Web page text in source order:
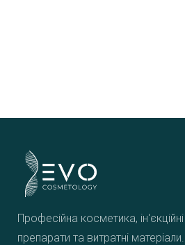
Професійна косметика, ін'єкційні
препарати та витратні матеріали.